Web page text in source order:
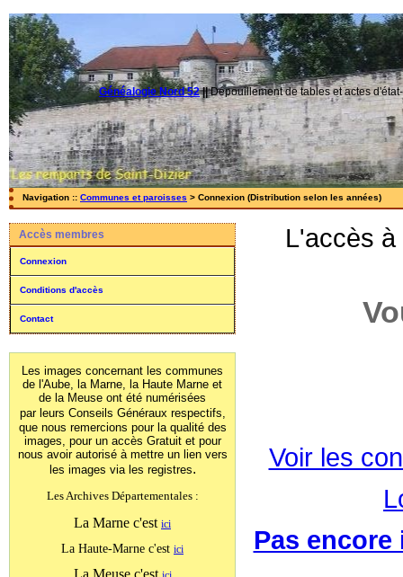
Généalogie Nord 52||Dépouillement de tables et actes
Navigation :: Communes et paroisses > Connexion (Distribution selon les années)
Accès membres
Connexion
Conditions d'accès
Contact
Les images concernant les communes
de l'Aube, la Marne, la Haute Marne et
de la Meuse ont été numérisées
par leurs Conseils Généraux respectifs,
que nous remercions pour la qualité des
images, pour un accès Gratuit et pour
nous avoir autorisé à mettre un lien vers
les images via les registres.
Les Archives Départementales :
La Marne c'est ici
La Haute-Marne c'est ici
La Meuse c'est
L'accès
Voir les
Pas